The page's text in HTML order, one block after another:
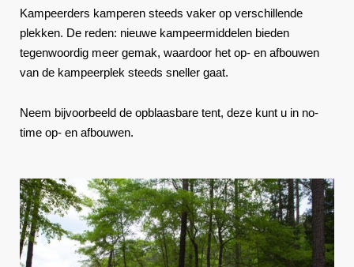
Kampeerders kamperen steeds vaker op verschillende
plekken. De reden: nieuwe kampeermiddelen bieden
tegenwoordig meer gemak, waardoor het op- en afbouwen
van de kampeerplek steeds sneller gaat.
Neem bijvoorbeeld de opblaasbare tent, deze kunt u in no-
time op- en afbouwen.